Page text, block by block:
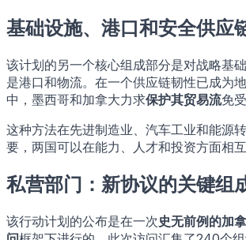
基础设施、港口和安全供应
该计划的另一个核心组成部分是对战略基
是港口和物流。在一个供应链韧性已成为
中，墨西哥和加拿大力求保护其贸易流免
这种方法在先进制造业、汽车工业和能源
要，两国可以在能力、人才和投资方面相互
私营部门：新协议的关键组
该行动计划的公布是在一次史无前例的加